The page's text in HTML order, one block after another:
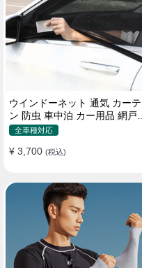
ウインドーネット 通気 カーテ
ン 防虫 車中泊 カー用品 網戸
取付簡単
全車種対応
¥ 3,700 (税込)